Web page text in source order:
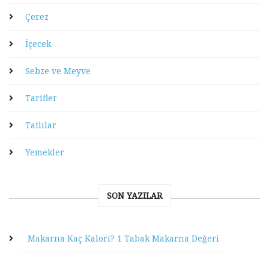
Çerez
İçecek
Sebze ve Meyve
Tarifler
Tatlılar
Yemekler
SON YAZILAR
Makarna Kaç Kalori? 1 Tabak Makarna Değeri